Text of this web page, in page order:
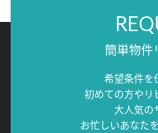
簡単物件
希望条件を
初めての方やリ
大人気の
お忙しいあなた